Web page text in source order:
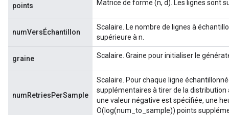
points Matrice de forme (n, d). Les lignes sont
numVersÉchantillon
Scalaire. Le nombre de lignes à
supérieure à n.
graine Scalaire. Graine pour initialiser le
numRetriesPerSample
Scalaire. Pour chaque ligne
supplémentaires à tirer de la
une valeur négative est spécifiée, une
O(log(num_to_sample)) points